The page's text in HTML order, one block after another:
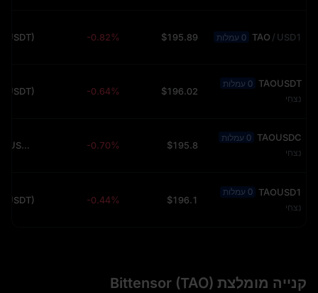
/ USD1
TAO 0 עמלות $195.89
-0.82%
TAOUSDT 0 עמלות
נִצחִי
$196.02
-0.64%
TAOUSDC 0 עמלות
נִצחִי
$195.8
-0.70%
280.50K (USDT)
TAOUSD1 0 עמלות
נִצחִי
$196.1
-0.44%
קנייה מומלצת Bittensor (TAO)